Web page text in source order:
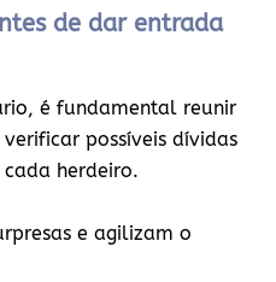
de dar entrada
é fundamental reunir
possíveis dívidas
herdeiro.
e agilizam o